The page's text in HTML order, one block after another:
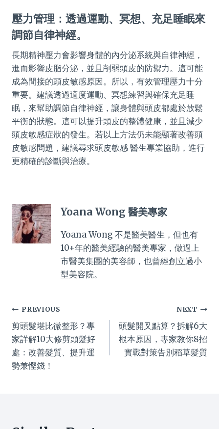
壓力管理：透過運動、冥想、充足睡眠來
調節自律神經。
長期精神壓力會影響身體的內分泌系統與自律神經，
進而影響皮脂分泌，並且削弱頭皮的防禦力。這可能
成為間接的頭皮敏感原因。所以，有效管理壓力十分
重要。建議透過適度運動、冥想練習與確保充足睡
眠，來幫助調節自律神經，讓身體與頭皮都處於放鬆
平衡的狀態。這可以提升頭皮的整體健康，並且減少
頭皮敏感症狀的發生。若以上方法仍未能顯著改善頭
皮敏感問題，建議尋求頭皮敏感 醫生專業協助，進行
更精確的診斷與治療。
Yoana Wong 醫美專家
Yoana Wong 不是醫美醫生，但也有
10+年的醫美經驗的醫美專家，做過上
市醫美集團的美容師，也曾經創立過小
型美容院。
Post
navigation
PREVIOUS
剪頭髮堪比微整形？專
家詳解10大修剪頭髮好
處：改善髮質、提升運
勢兼慳錢！
NEXT
頭髮開叉點算？拆解6大
根本原因，專家教你8招
實戰對策告別稻草髮質